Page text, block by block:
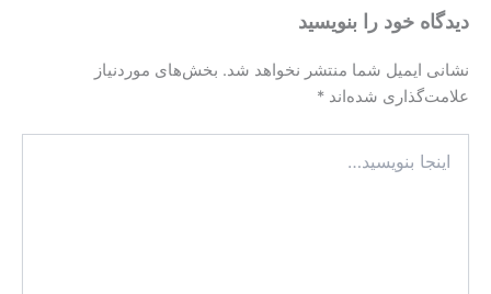
دیدگاه‌ خود را بنویسید
نشانی ایمیل شما منتشر نخواهد شد. بخش‌های موردنیاز
علامت‌گذاری شده‌اند *
بنویسید…